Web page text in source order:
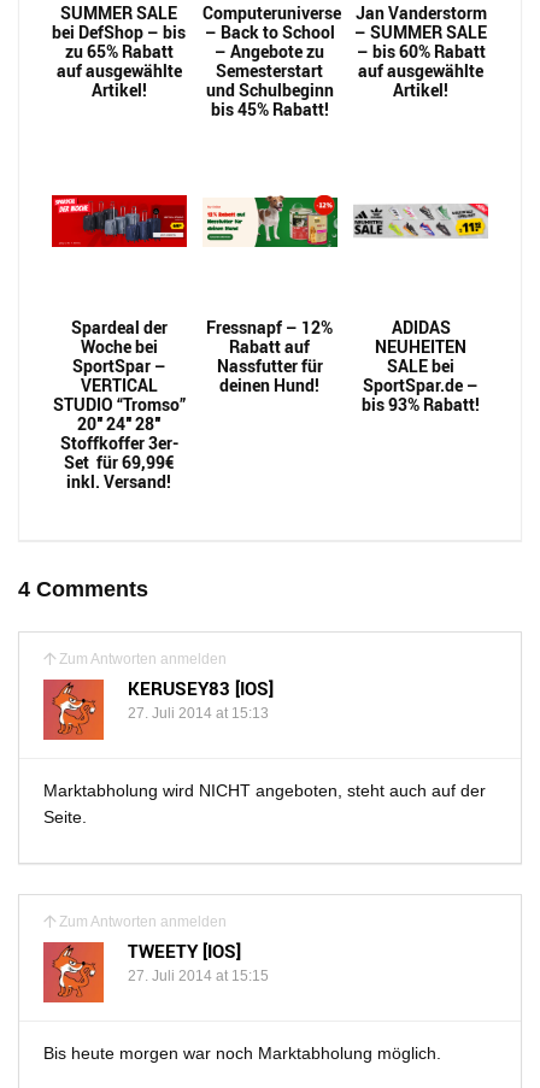
SUMMER SALE
bei DefShop – bis
zu 65% Rabatt
auf ausgewählte
Artikel!
Computeruniverse
– Back to School
– Angebote zu
Semesterstart
und Schulbeginn
bis 45% Rabatt!
Jan Vanderstorm
– SUMMER SALE
– bis 60% Rabatt
auf ausgewählte
Artikel!
Spardeal der
Woche bei
SportSpar –
VERTICAL
STUDIO “Tromso”
20″ 24″ 28″
Stoffkoffer 3er-
Set für 69,99€
inkl. Versand!
Fressnapf – 12%
Rabatt auf
Nassfutter für
deinen Hund!
ADIDAS
NEUHEITEN
SALE bei
SportSpar.de –
bis 93% Rabatt!
4 Comments
Zum Antworten anmelden
KERUSEY83 [IOS]
27. Juli 2014 at 15:13
Marktabholung wird NICHT angeboten, steht auch auf der
Seite.
Zum Antworten anmelden
TWEETY [IOS]
27. Juli 2014 at 15:15
Bis heute morgen war noch Marktabholung möglich.